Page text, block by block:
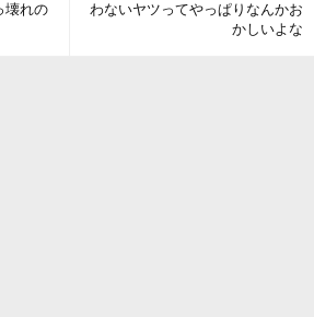
壊れの
わないヤツってやっぱりなんかお
かしいよな